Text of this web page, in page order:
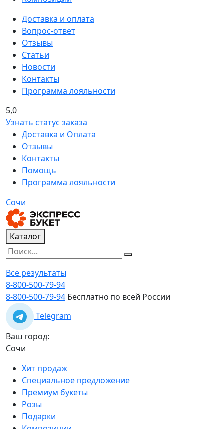
Доставка и оплата
Вопрос-ответ
Отзывы
Статьи
Новости
Контакты
Программа лояльности
5,0
Узнать статус заказа
Доставка и Оплата
Отзывы
Контакты
Помощь
Программа лояльности
Сочи
Каталог
Все результаты
8-800-500-79-94
8-800-500-79-94 Бесплатно по всей России
Telegram
Ваш город:
Сочи
Хит продаж
Специальное предложение
Премиум букеты
Розы
Подарки